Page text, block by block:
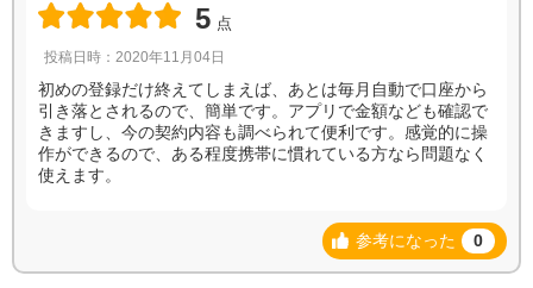
5 点
投稿日時：2020年11月04日
初めの登録だけ終えてしまえば、あとは毎月自動で口座から
引き落とされるので、簡単です。アプリで金額なども確認で
きますし、今の契約内容も調べられて便利です。感覚的に操
作ができるので、ある程度携帯に慣れている方なら問題なく
使えます。
参考になった 0